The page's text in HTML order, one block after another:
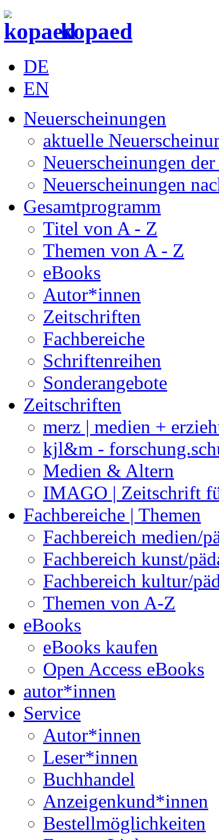
kopaed
DE
EN
Neuerscheinungen
aktuelle
Neuerscheinungen
Neuerscheinungen
Gesamtprogramm
Titel von A - Z
Themen von A - Z
eBooks
Autor*innen
Zeitschriften
Fachbereiche
Schriftenreihen
Sonderangebote
Zeitschriften
merz | medien +
kjl&m -
Medien & Altern
IMAGO | Zeitschrift
Fachbereiche | Themen
Fachbereich medien/
Fachbereich kunst/
Fachbereich kultur/
Themen von A-Z
eBooks
eBooks kaufen
Open Access eBooks
autor*innen
Service
Autor*innen
Leser*innen
Buchhandel
Anzeigenkund*innen
Bestellmöglichkeiten